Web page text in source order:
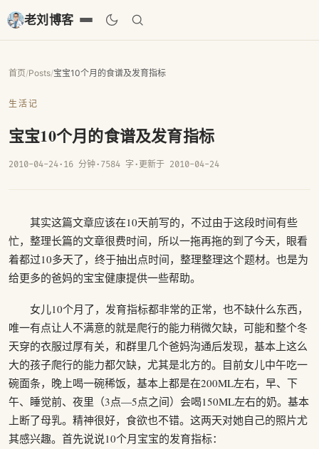
老刘博客
首页/Posts/宝宝10个月的食谱及发育指标
生活记
宝宝10个月的食谱及发育指标
2010-04-24· 16 分钟· 7584 字 · 更新于 2010-04-24
其实这篇文章应该在10天前写的，不过由于这段时间有些
忙，整理长篇的文章很费时间，所以一拖再拖的到了今天，眼看
着都过10多天了，终于抽出点时间，整理整理这个题材。也是为
给更多的爸妈的宝宝健康提供一些帮助。
女儿10个月了，发育指标都非常的正常，也不缺什么东西，
唯一有点让人不满意的就是爬行的能力稍微欠缺，可能和整个冬
天穿的衣服过厚有关，和群里几个爸妈沟通后发现，基本上这么
大的孩子爬行的能力都欠缺，尤其是北方的。目前女儿中午吃一
碗面条，晚上喝一碗稀饭，基本上都是在200ML左右，早、下
午、睡觉前、夜里（3点—5点之间）会喝150ML左右的奶。基本
上断了母乳。精神很好，食欲也不错。这两天对她自己的照片尤
其感兴趣。首先说说10个月宝宝的发育指标：